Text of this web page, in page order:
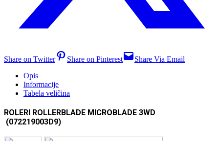
Share on Twitter Share on Pinterest
Share Via Email
Opis
Informacije
Tabela veličina
ROLERI ROLLERBLADE MICROBLADE 3WD
(072219003D9)